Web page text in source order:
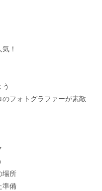
！
フォトグラファーが素敵
場所
準備